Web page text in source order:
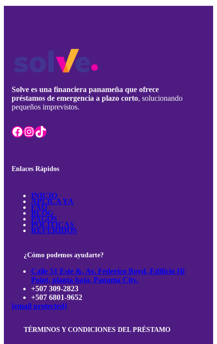
imprevistos
Solve es una financiera panameña que ofrece
préstamos de emergencia a plazo corto, solucionando
pequeños imprevistos.
Facebook InstagramTikTok
Enlaces Rápidos
INICIO
APLICA YA
FAQ
BLOG
PAGOS
POLÍTICAS
REFERIDOS
¿Cómo podemos ayudarte?
Calle 51 Este &, Av. Federico Boyd, Edificio Hi
Point, planta baja, Panama City.
+507 309-2823
+507 6801-9652
[email protected]
TÉRMINOS Y CONDICIONES DEL PRÉSTAMO